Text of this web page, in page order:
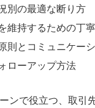
別の最適な断り方
維持するための丁
則とコミュニケー
ローアップ方法
ンで役立つ、取引